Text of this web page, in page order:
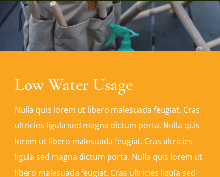
Low Water Usage
Nulla quis lorem ut libero malesuada feugiat. Cras
ultricies ligula sed magna dictum porta. Nulla quis
lorem ut libero malesuada feugiat. Cras ultricies
ligula sed magna dictum porta. Nulla quis lorem ut
libero malesuada feugiat. Cras ultricies ligula sed